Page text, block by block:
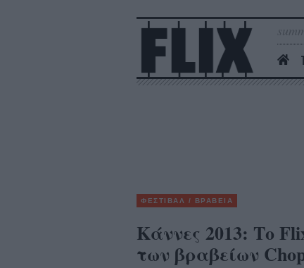
ΦΕΣΤΙΒΑΛ / ΒΡΑΒΕΙΑ
Κάννες 2013: Το
των βραβείων